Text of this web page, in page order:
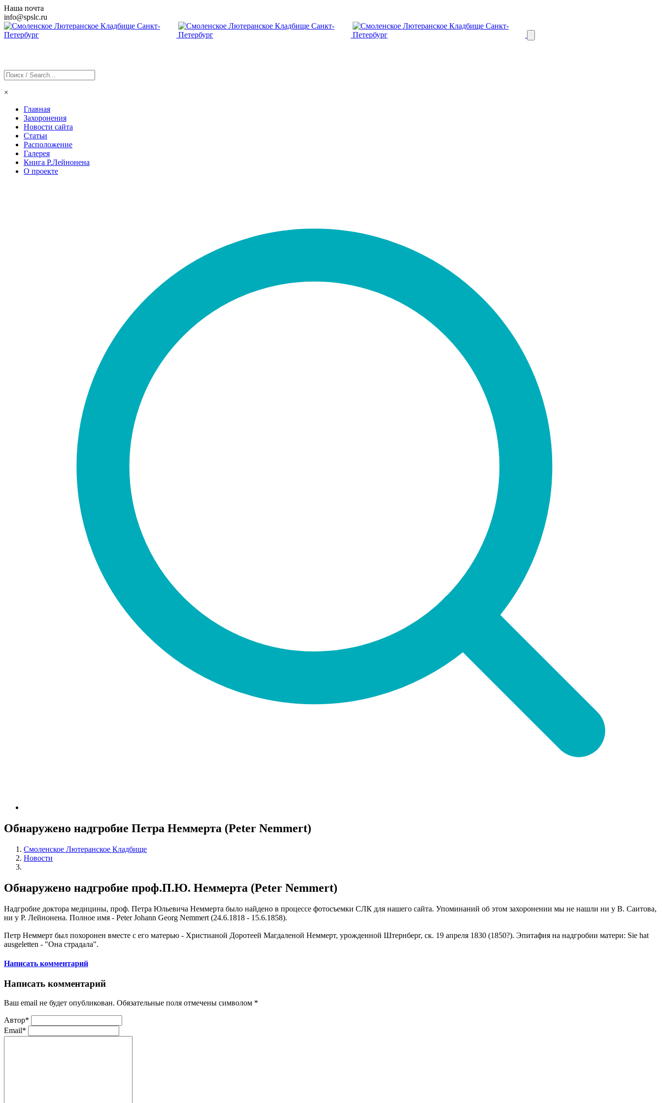
Наша почта
info@spslc.ru
×
Главная
Захоронения
Новости сайта
Статьи
Расположение
Галерея
Книга Р.Лейнонена
О проекте
Обнаружено надгробие Петра Неммерта (Peter Nemmert)
Смоленское Лютеранское Кладбище
Новости
Обнаружено надгробие проф.П.Ю. Неммерта (Peter Nemmert)
Надгробие доктора медицины, проф. Петра Юльевича Неммерта было найдено в процессе фотосъемки СЛК для нашего сайта. Упоминаний об этом захоронении мы не нашли ни у В. Саитова,
ни у Р. Лейнонена. Полное имя - Peter Johann Georg Nemmert (24.6.1818 - 15.6.1858).
Петр Неммерт был похоронен вместе с его матерью - Христианой Доротеей Магдаленой Неммерт, урожденной Штернберг, ск. 19 апреля 1830 (1850?). Эпитафия на надгробии матери: Sie hat
ausgeletten - "Она страдала".
Написать комментарий
Написать комментарий
Ваш email не будет опубликован. Обязательные поля отмечены символом *
Автор*
Email*